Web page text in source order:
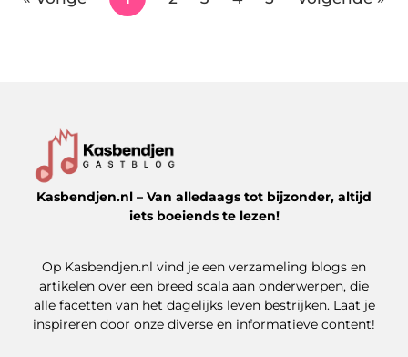
Ga Naar
Kasbendjen.nl – Van alledaags tot bijzonder, altijd
iets boeiends te lezen!
Op Kasbendjen.nl vind je een verzameling blogs en
artikelen over een breed scala aan onderwerpen, die
alle facetten van het dagelijks leven bestrijken. Laat je
inspireren door onze diverse en informatieve content!